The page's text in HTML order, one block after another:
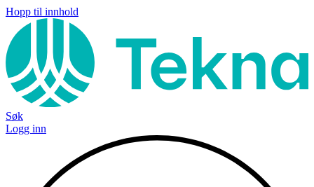
Hopp til innhold
Søk
Logg inn